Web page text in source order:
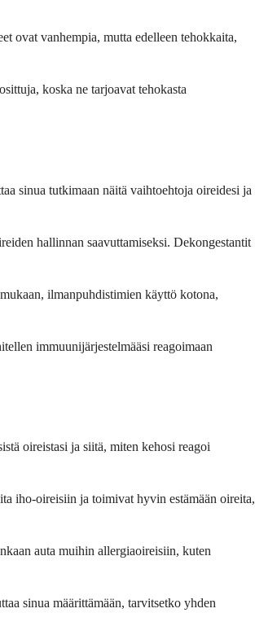
ovat vanhempia, mutta edelleen tehokkaita,
koska ne tarjoavat tehokasta
sinua tutkimaan näitä vaihtoehtoja oireidesi ja
hallinnan saavuttamiseksi. Dekongestantit
ilmanpuhdistimien käyttö kotona,
immuunijärjestelmääsi reagoimaan
oireistasi ja siitä, miten kehosi reagoi
iho-oireisiin ja toimivat hyvin estämään oireita,
auta muihin allergiaoireisiin, kuten
sinua määrittämään, tarvitsetko yhden